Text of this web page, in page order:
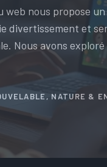
web nous propose
divertissement et
Nous avons
, NATURE &